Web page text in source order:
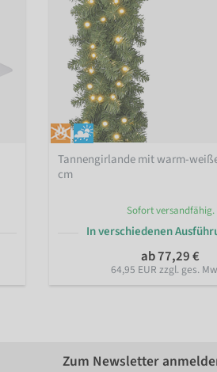
Tannengirlande mit warm-
cm
Sofort versandfähig.
In verschiedenen
ab 77,29 €
64,95 EUR zzgl. ges.
Zum Newsletter